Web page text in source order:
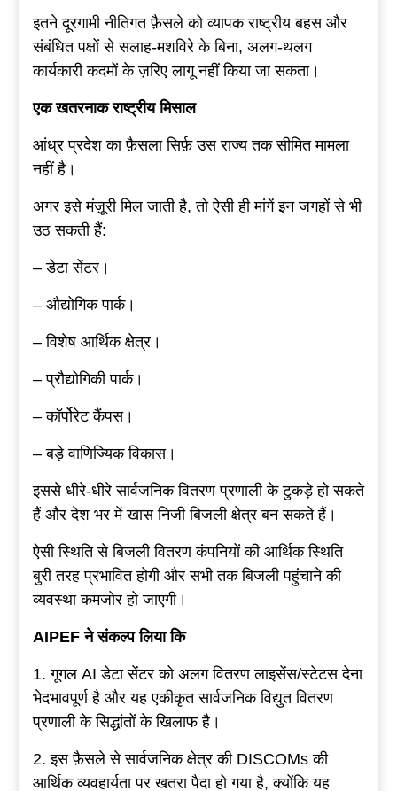
इतने दूरगामी नीतिगत फ़ैसले को व्यापक राष्ट्रीय बहस और
संबंधित पक्षों से सलाह-मशविरे के बिना, अलग-थलग
कार्यकारी कदमों के ज़रिए लागू नहीं किया जा सकता।
एक खतरनाक राष्ट्रीय मिसाल
आंध्र प्रदेश का फ़ैसला सिर्फ़ उस राज्य तक सीमित मामला
नहीं है।
अगर इसे मंज़ूरी मिल जाती है, तो ऐसी ही मांगें इन जगहों से भी
उठ सकती हैं:
– डेटा सेंटर।
– औद्योगिक पार्क।
– विशेष आर्थिक क्षेत्र।
– प्रौद्योगिकी पार्क।
– कॉर्पोरेट कैंपस।
– बड़े वाणिज्यिक विकास।
इससे धीरे-धीरे सार्वजनिक वितरण प्रणाली के टुकड़े हो सकते
हैं और देश भर में खास निजी बिजली क्षेत्र बन सकते हैं।
ऐसी स्थिति से बिजली वितरण कंपनियों की आर्थिक स्थिति
बुरी तरह प्रभावित होगी और सभी तक बिजली पहुंचाने की
व्यवस्था कमजोर हो जाएगी।
AIPEF ने संकल्प लिया कि
1. गूगल AI डेटा सेंटर को अलग वितरण लाइसेंस/स्टेटस देना
भेदभावपूर्ण है और यह एकीकृत सार्वजनिक विद्युत वितरण
प्रणाली के सिद्धांतों के खिलाफ है।
2. इस फ़ैसले से सार्वजनिक क्षेत्र की DISCOMs की
आर्थिक व्यवहार्यता पर खतरा पैदा हो गया है, क्योंकि यह